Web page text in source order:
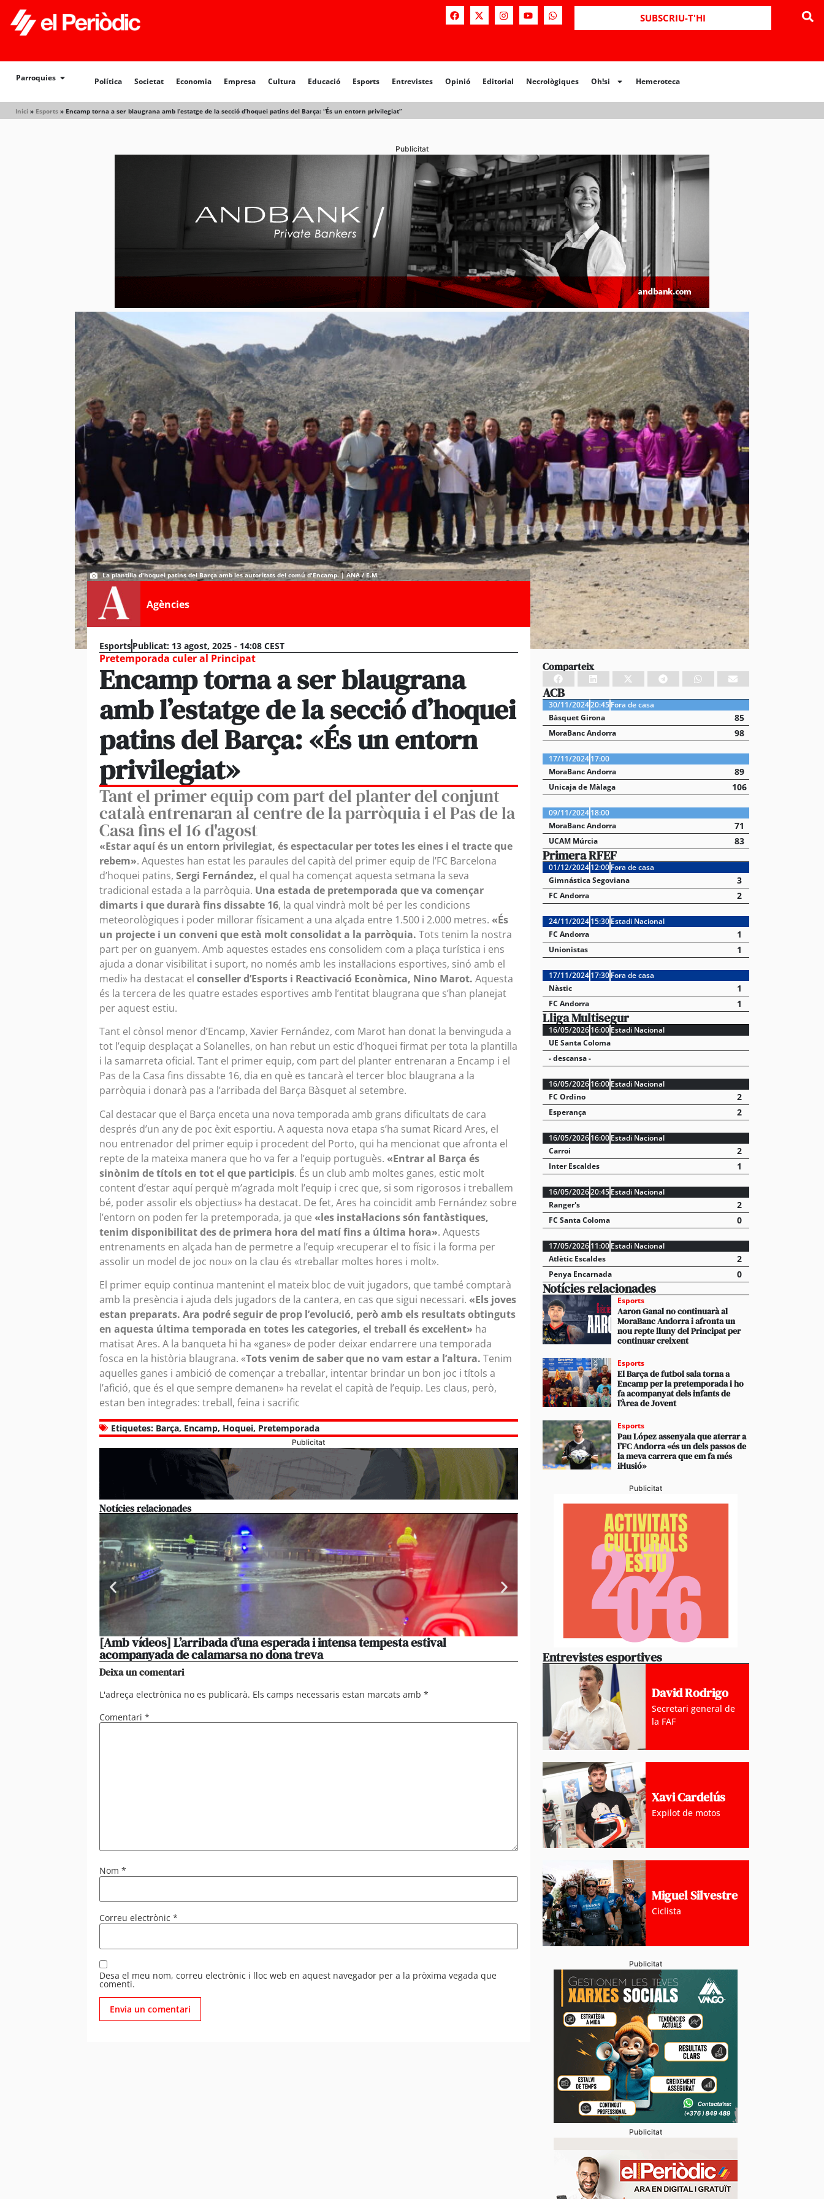
SUBSCRIU-T'HI
Parroquies Política Societat Economia Empresa Cultura Educació Esports Entrevistes Opinió Editorial Necrològiques Oh!si Hemeroteca
Inici » Esports » Encamp torna a ser blaugrana amb l’estatge de la secció d’hoquei patins del Barça: “És un entorn privilegiat”
Política Societat Opinió Editorial Necrològiques Hemeroteca
Publicitat
La plantilla d'hoquei patins del Barça amb les autoritats del comú d'Encamp. | ANA / E.M.
Agències
EsportsPublicat: 13 agost, 2025 - 14:08 CEST
Pretemporada culer al Principat
Encamp torna a ser blaugrana
amb l’estatge de la secció d’hoquei
patins del Barça: «És un entorn
privilegiat»
Tant el primer equip com part del planter del conjunt
català entrenaran al centre de la parròquia i el Pas de la
Casa fins el 16 d'agost
«Estar aquí és un entorn privilegiat, és espectacular per totes les eines i el tracte que
rebem». Aquestes han estat les paraules del capità del primer equip de l’FC Barcelona
d’hoquei patins, Sergi Fernández, el qual ha començat aquesta setmana la seva
tradicional estada a la parròquia. Una estada de pretemporada que va començar
dimarts i que durarà fins dissabte 16, la qual vindrà molt bé per les condicions
meteorològiques i poder millorar físicament a una alçada entre 1.500 i 2.000 metres. «És
un projecte i un conveni que està molt consolidat a la parròquia. Tots tenim la nostra
part per on guanyem. Amb aquestes estades ens consolidem com a plaça turística i ens
ajuda a donar visibilitat i suport, no només amb les instal·lacions esportives, sinó amb el
medi» ha destacat el conseller d’Esports i Reactivació Econòmica, Nino Marot. Aquesta
és la tercera de les quatre estades esportives amb l’entitat blaugrana que s’han planejat
per aquest estiu.
Tant el cònsol menor d’Encamp, Xavier Fernández, com Marot han donat la benvinguda a
tot l’equip desplaçat a Solanelles, on han rebut un estic d’hoquei firmat per tota la plantilla
i la samarreta oficial. Tant el primer equip, com part del planter entrenaran a Encamp i el
Pas de la Casa fins dissabte 16, dia en què es tancarà el tercer bloc blaugrana a la
parròquia i donarà pas a l’arribada del Barça Bàsquet al setembre.
Cal destacar que el Barça enceta una nova temporada amb grans dificultats de cara
després d’un any de poc èxit esportiu. A aquesta nova etapa s’ha sumat Ricard Ares, el
nou entrenador del primer equip i procedent del Porto, qui ha mencionat que afronta el
repte de la mateixa manera que ho va fer a l’equip portuguès. «Entrar al Barça és
sinònim de títols en tot el que participis. És un club amb moltes ganes, estic molt
content d’estar aquí perquè m’agrada molt l’equip i crec que, si som rigorosos i treballem
bé, poder assolir els objectius» ha destacat. De fet, Ares ha coincidit amb Fernández sobre
l’entorn on poden fer la pretemporada, ja que «les instal·lacions són fantàstiques,
tenim disponibilitat des de primera hora del matí fins a última hora». Aquests
entrenaments en alçada han de permetre a l’equip «recuperar el to físic i la forma per
assolir un model de joc nou» on la clau és «treballar moltes hores i molt».
El primer equip continua mantenint el mateix bloc de vuit jugadors, que també comptarà
amb la presència i ajuda dels jugadors de la cantera, en cas que sigui necessari. «Els joves
estan preparats. Ara podré seguir de prop l’evolució, però amb els resultats obtinguts
en aquesta última temporada en totes les categories, el treball és excel·lent» ha
matisat Ares. A la banqueta hi ha «ganes» de poder deixar endarrere una temporada
fosca en la història blaugrana. «Tots venim de saber que no vam estar a l’altura. Tenim
aquelles ganes i ambició de començar a treballar, intentar brindar un bon joc i títols a
l’afició, que és el que sempre demanen» ha revelat el capità de l’equip. Les claus, però,
estan ben integrades: treball, feina i sacrific
Etiquetes: Barça, Encamp, Hoquei, Pretemporada
Publicitat
Notícies relacionades
[Amb vídeos] L’arribada d’una esperada i intensa tempesta estival
acompanyada de calamarsa no dona treva
El parc públic a preu assequible triplica el 2026 el
haver duplicat les peticions favorables
Deixa un comentari
L'adreça electrònica no es publicarà. Els camps necessaris estan marcats amb *
Comentari *
Nom *
Correu electrònic *
Desa el meu nom, correu electrònic i lloc web en aquest navegador per a la pròxima vegada que
comenti.
Comparteix
ACB
30/11/202420:45 Fora de casa
Bàsquet Girona
85
MoraBanc Andorra 98
17/11/2024 17:00
MoraBanc Andorra
89
Unicaja de Màlaga 106
09/11/2024 18:00
MoraBanc Andorra
71
UCAM Múrcia 83
Primera RFEF
01/12/2024 12:00 Fora de casa
Gimnástica Segoviana
3
FC Andorra 2
24/11/2024 15:30 Estadi Nacional
FC Andorra
1
Unionistas 1
17/11/2024 17:30 Fora de casa
Nàstic
1
FC Andorra 1
Lliga Multisegur
16/05/2026 16:00 Estadi Nacional
UE Santa Coloma
- descansa -
16/05/2026 16:00 Estadi Nacional
FC Ordino
2
Esperança 2
16/05/2026 16:00 Estadi Nacional
Carroi
2
Inter Escaldes 1
16/05/202620:45 Estadi Nacional
Ranger's
2
FC Santa Coloma 0
17/05/2026 11:00 Estadi Nacional
Atlètic Escaldes
2
Penya Encarnada 0
Notícies relacionades
Esports
Aaron Ganal no continuarà al
MoraBanc Andorra i afronta un
nou repte lluny del Principat per
continuar creixent
Esports
El Barça de futbol sala torna a
Encamp per la pretemporada i ho
fa acompanyat dels infants de
l’Àrea de Jovent
Esports
Pau López assenyala que aterrar a
l’FC Andorra «és un dels passos de
la meva carrera que em fa més
il·lusió»
Publicitat
Entrevistes esportives
David Rodrigo
Secretari general de
la FAF
Xavi Cardelús
Expilot de motos
Miguel Silvestre
Ciclista
Publicitat
Publicitat